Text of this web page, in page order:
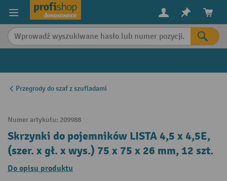
content
Przegrody do szaf z szufladami
Numer artykułu: 209988
Skrzynki do pojemników LISTA 4,5 x 4,5E,
(szer. x gł. x wys.) 75 x 75 x 26 mm, 12 szt.
Do opisu produktu